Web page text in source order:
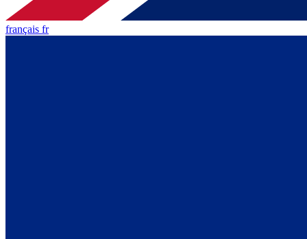
français fr